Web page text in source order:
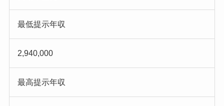
最低提示年収
2,940,000
最高提示年収